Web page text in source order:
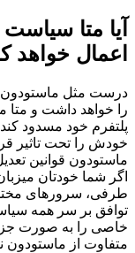
آیا متا
اعمال خواهد
درست مثل
را خواهد داشت و متا
پلتفرم خود مسدود
خودش را تحت تاثیر
ماستودون قوانین
اگر شما خودتان
طرفی، سرورهای
توافق بر سر همه
خاصی را به صورت
متفاوت از ماستودون